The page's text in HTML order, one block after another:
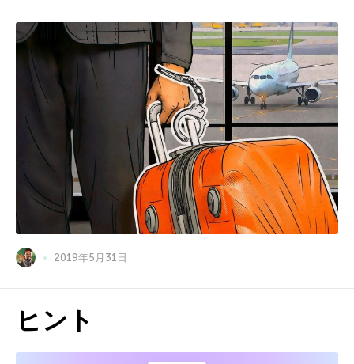
2019年5月31日
ヒント